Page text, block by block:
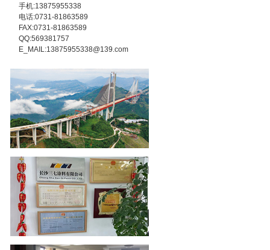
手机:13875955338
电话:0731-81863589
FAX:0731-81863589
QQ:569381757
E_MAIL:13875955338@139.com